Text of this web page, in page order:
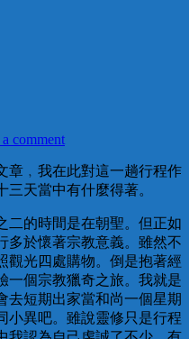
comment
章﹐我在此對這一趟行程作
天當中有什麼得著。
二的時間是在朝聖。但正如
多於懷著宗教意義。雖然不
觀光四處購物。倒是抱著經
一個宗教獵奇之旅。我就是
去短期出家當和尚一個星期
小異吧。雖說靈修只是行程